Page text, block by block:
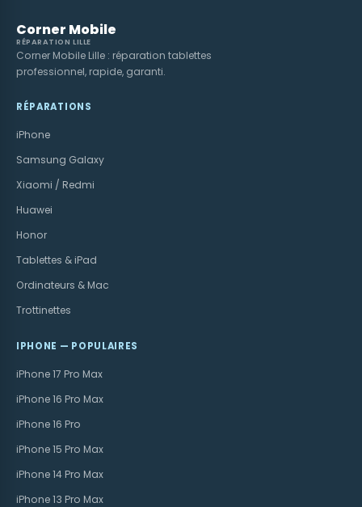
Corner Mobile
RÉPARATION LILLE
Corner Mobile Lille : réparation tablettes
professionnel, rapide, garanti.
RÉPARATIONS
iPhone
Samsung Galaxy
Xiaomi / Redmi
Huawei
Honor
Tablettes & iPad
Ordinateurs & Mac
Trottinettes
IPHONE — POPULAIRES
iPhone 17 Pro Max
iPhone 16 Pro Max
iPhone 16 Pro
iPhone 15 Pro Max
iPhone 14 Pro Max
iPhone 13 Pro Max